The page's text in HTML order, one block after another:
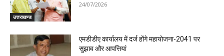
उत्तराखण्ड
24/07/2026
एमडीडीए कार्यालय में दर्ज होंगे महायोजना-2041 पर
सुझाव और आपत्तियां